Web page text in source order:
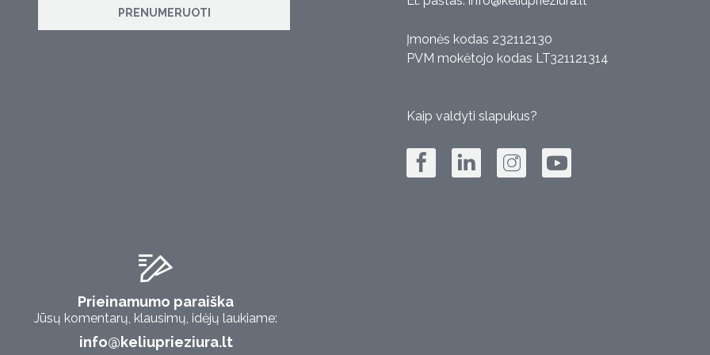
PRENUMERUOTI
Įmonės kodas 232112130
PVM mokėtojo kodas LT321121314
Kaip valdyti slapukus?
Prieinamumo paraiška
Jūsų komentarų, klausimų, idėjų laukiame:
info@keliuprieziura.lt